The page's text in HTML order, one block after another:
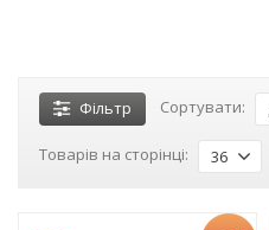
Фільтр Сортувати:
Товарів на сторінці: 36